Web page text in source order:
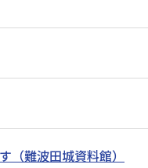
難波田城資料館）